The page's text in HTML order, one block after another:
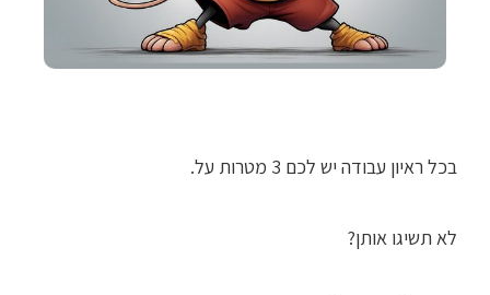
בכל ראיון עבודה יש לכם 3 מטרות על.
לא תשיגו אותן?